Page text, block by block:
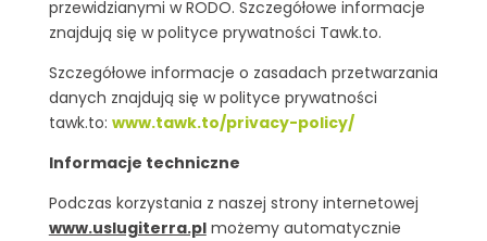
przewidzianymi w RODO. Szczegółowe informacje
znajdują się w polityce prywatności Tawk.to.
Szczegółowe informacje o zasadach przetwarzania
danych znajdują się w polityce prywatności
tawk.to: www.tawk.to/privacy-policy/
Informacje techniczne
Podczas korzystania z naszej strony internetowej
www.uslugiterra.plmożemy automatycznie